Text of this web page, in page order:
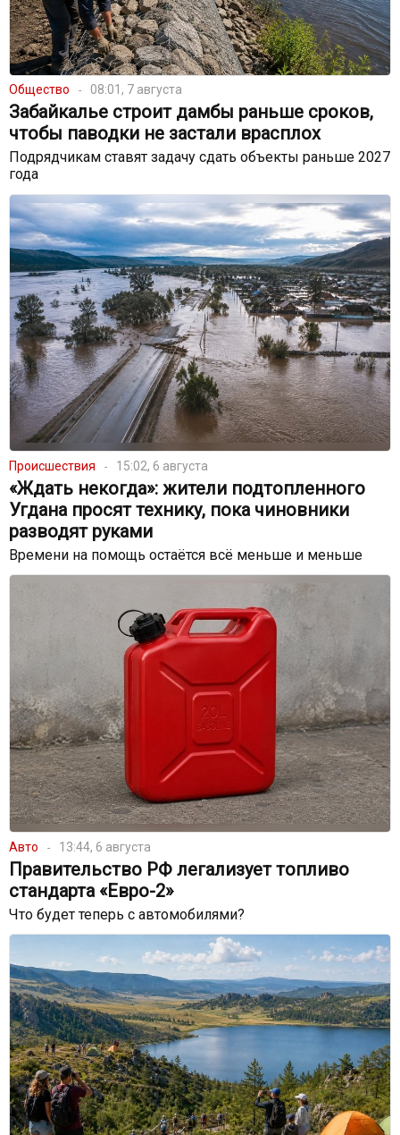
Общество 08:01, 7 августа
Забайкалье строит дамбы раньше сроков,
чтобы паводки не застали врасплох
Подрядчикам ставят задачу сдать объекты раньше 2027
года
Происшествия 15:02, 6 августа
«Ждать некогда»: жители подтопленного
Угдана просят технику, пока чиновники
разводят руками
Времени на помощь остаётся всё меньше и меньше
Авто 13:44, 6 августа
Правительство РФ легализует топливо
стандарта «Евро-2»
Что будет теперь с автомобилями?